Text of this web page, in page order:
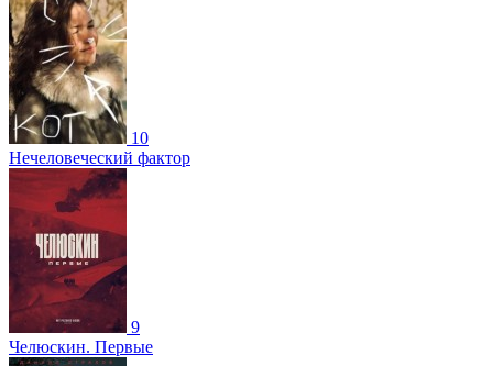
10
Нечеловеческий фактор
9
Челюскин. Первые